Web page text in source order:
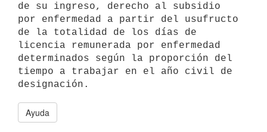
de su ingreso, derecho al subsidio
por enfermedad a partir del usufructo
de la totalidad de los días de
licencia remunerada por enfermedad
determinados según la proporción del
tiempo a trabajar en el año civil de
Ayuda